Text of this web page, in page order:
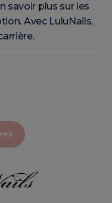
savoir plus sur les
Avec LuluNails,